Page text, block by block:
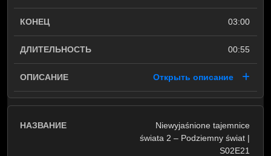
03:00
00:55
Открыть описание
Niewyjaśnione tajemnice
świata 2 – Podziemny świat |
S02E21